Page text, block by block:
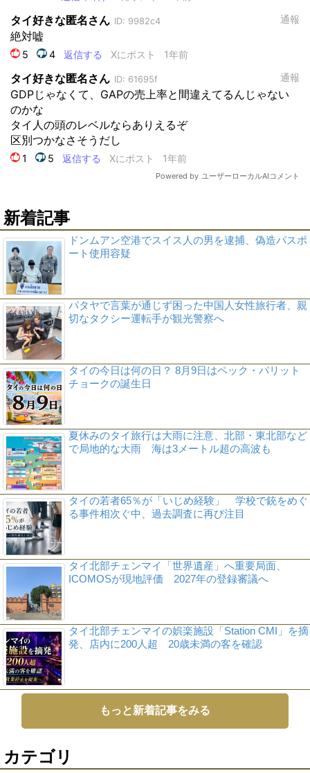
新着記事
ドンムアン空港でスイス人の男を逮捕、偽造パスポ
ート使用容疑
パタヤで言葉が通じず困った中国人女性旅行者、親
切なタクシー運転手が観光警察へ
タイの今日は何の日？ 8月9日はペック・パリット
チョークの誕生日
夏休みのタイ旅行は大雨に注意、北部・東北部など
で局地的な大雨 海は3メートル超の高波も
タイの若者65％が「いじめ経験」 学校で銃をめぐ
る事件相次ぐ中、過去調査に再び注目
タイ北部チェンマイ「世界遺産」へ重要局面、
ICOMOSが現地評価 2027年の登録審議へ
タイ北部チェンマイの娯楽施設「Station CMI」を摘
発、店内に200人超 20歳未満の客を確認
もっと新着記事をみる
カテゴリ